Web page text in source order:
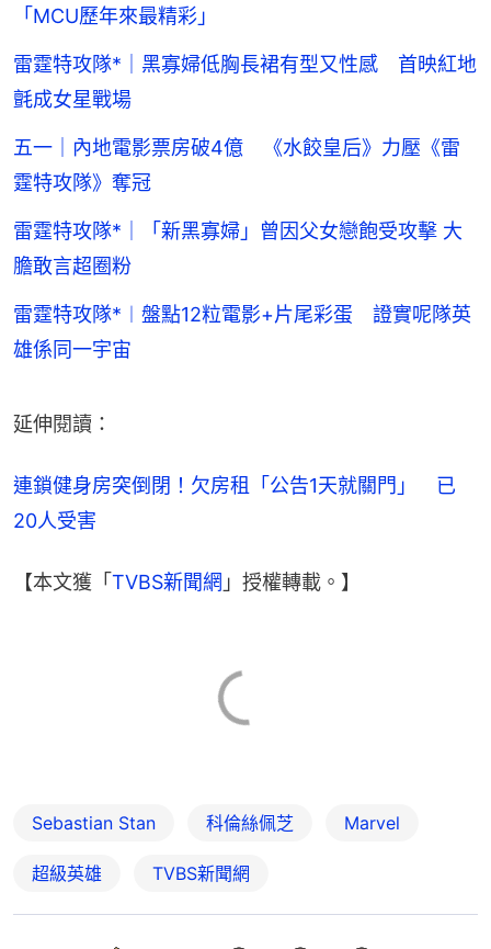
「MCU歷年來最精彩」
雷霆特攻隊*｜黑寡婦低胸長裙有型又性感 首映紅地
氈成女星戰場
五一｜內地電影票房破4億 《水餃皇后》力壓《雷
霆特攻隊》奪冠
雷霆特攻隊*｜「新黑寡婦」曾因父女戀飽受攻擊 大
膽敢言超圈粉
雷霆特攻隊*︱盤點12粒電影+片尾彩蛋 證實呢隊英
雄係同一宇宙
延伸閱讀：
連鎖健身房突倒閉！欠房租「公告1天就關門」　已
20人受害
【本文獲「 TVBS新聞網 」授權轉載。】
Sebastian Stan 科倫絲佩芝 Marvel
超級英雄 TVBS新聞網